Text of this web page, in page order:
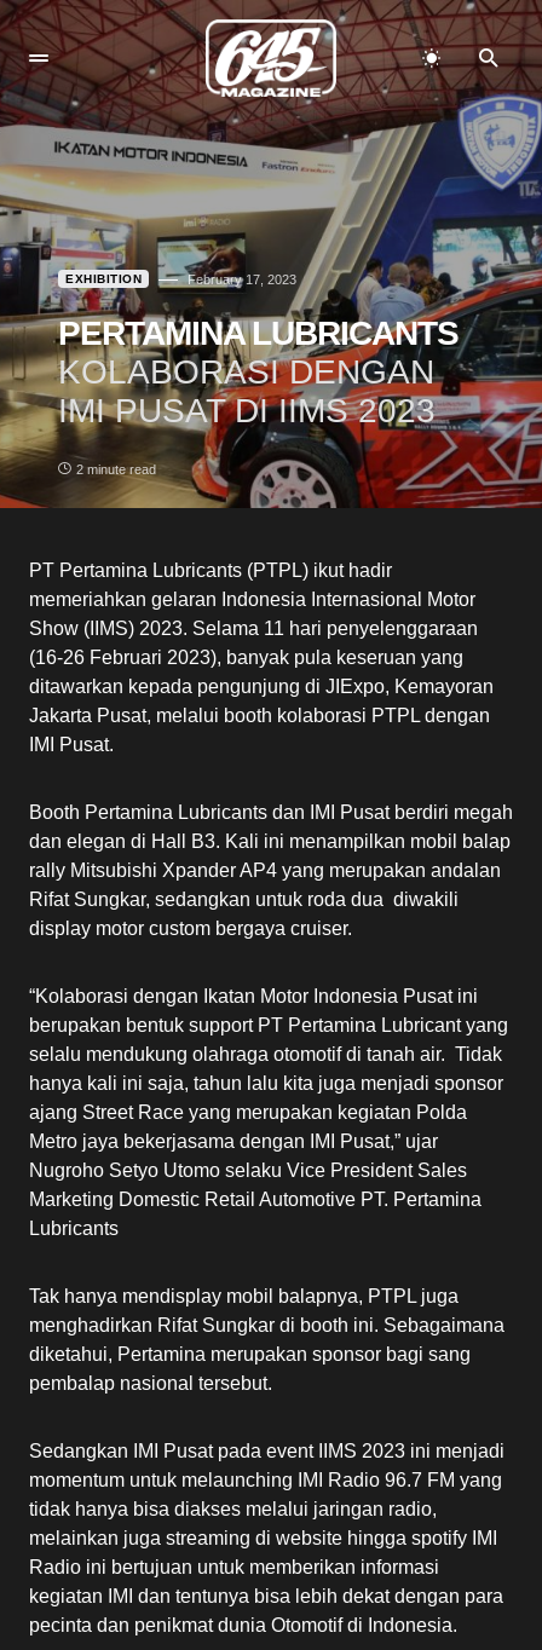
EXHIBITION February 17, 2023
PERTAMINA LUBRICANTS
KOLABORASI DENGAN
IMI PUSAT DI IIMS 2023
2 minute read
PT Pertamina Lubricants (PTPL) ikut hadir
memeriahkan gelaran Indonesia Internasional Motor
Show (IIMS) 2023. Selama 11 hari penyelenggaraan
(16-26 Februari 2023), banyak pula keseruan yang
ditawarkan kepada pengunjung di JIExpo, Kemayoran
Jakarta Pusat, melalui booth kolaborasi PTPL dengan
IMI Pusat.
Booth Pertamina Lubricants dan IMI Pusat berdiri megah
dan elegan di Hall B3. Kali ini menampilkan mobil balap
rally Mitsubishi Xpander AP4 yang merupakan andalan
Rifat Sungkar, sedangkan untuk roda dua diwakili
display motor custom bergaya cruiser.
“Kolaborasi dengan Ikatan Motor Indonesia Pusat ini
berupakan bentuk support PT Pertamina Lubricant yang
selalu mendukung olahraga otomotif di tanah air. Tidak
hanya kali ini saja, tahun lalu kita juga menjadi sponsor
ajang Street Race yang merupakan kegiatan Polda
Metro jaya bekerjasama dengan IMI Pusat,” ujar
Nugroho Setyo Utomo selaku Vice President Sales
Marketing Domestic Retail Automotive PT. Pertamina
Lubricants
Tak hanya mendisplay mobil balapnya, PTPL juga
menghadirkan Rifat Sungkar di booth ini. Sebagaimana
diketahui, Pertamina merupakan sponsor bagi sang
pembalap nasional tersebut.
Sedangkan IMI Pusat pada event IIMS 2023 ini menjadi
momentum untuk melaunching IMI Radio 96.7 FM yang
tidak hanya bisa diakses melalui jaringan radio,
melainkan juga streaming di website hingga spotify IMI
Radio ini bertujuan untuk memberikan informasi
kegiatan IMI dan tentunya bisa lebih dekat dengan para
pecinta dan penikmat dunia Otomotif di Indonesia.